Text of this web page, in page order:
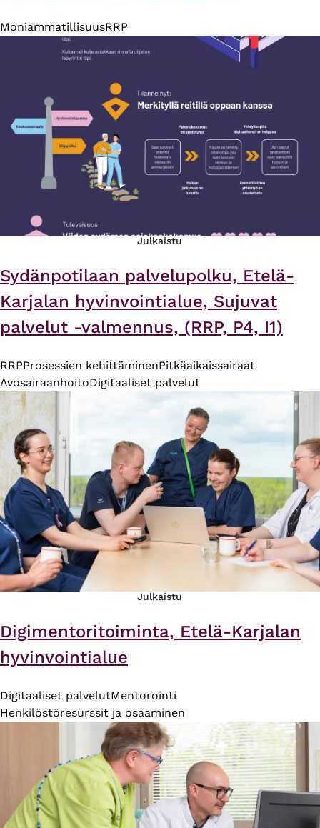
MoniammatillisuusRRP
Julkaistu
Sydänpotilaan palvelupolku, Etelä-
Karjalan hyvinvointialue, Sujuvat
palvelut -valmennus, (RRP, P4, I1)
RRPProsessien kehittäminenPitkäaikaissairaat
AvosairaanhoitoDigitaaliset palvelut
Julkaistu
Digimentoritoiminta, Etelä-Karjalan
hyvinvointialue
Digitaaliset palvelutMentorointi
Henkilöstöresurssit ja osaaminen